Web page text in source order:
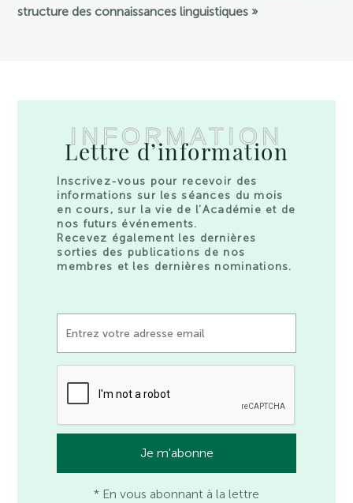
structure des connaissances linguistiques »
INFORMATION
Lettre d’information
Inscrivez-vous pour recevoir des
informations sur les séances du mois
en cours, sur la vie de l’Académie et de
nos futurs événements.
Recevez également les dernières
sorties des publications de nos
membres et les dernières nominations.
* En vous abonnant à la lettre